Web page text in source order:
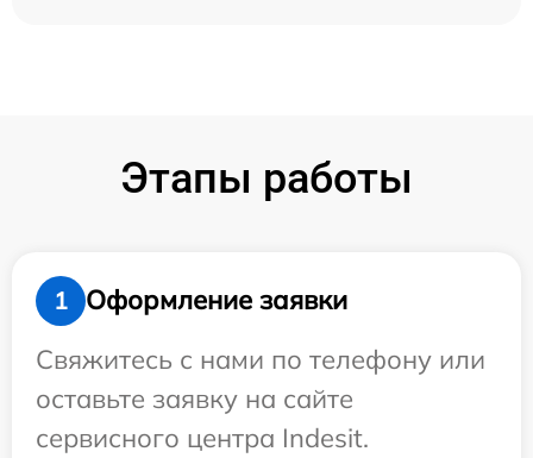
Этапы работы
1
Оформление заявки
Свяжитесь с нами по телефону или
оставьте заявку на сайте
сервисного центра Indesit.